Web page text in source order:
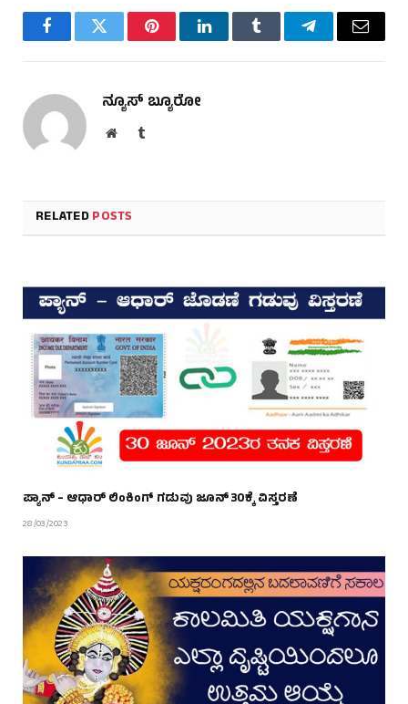
FacebookTwitter PinterestLinkedInTumblr TelegramEmail
ನ್ಯೂಸ್ ಬ್ಯೂರೋ
WebsiteTumblr
RELATEDPOSTS
ಪ್ಯಾನ್ – ಆಧಾರ್ ಲಿಂಕಿಂಗ್ ಗಡುವು ಜೂನ್ 30ಕ್ಕೆ ವಿಸ್ತರಣೆ
28/03/2023